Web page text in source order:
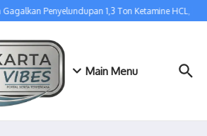
Penyelundupan 1,3 Ton Ketamine HCL,
Main Menu